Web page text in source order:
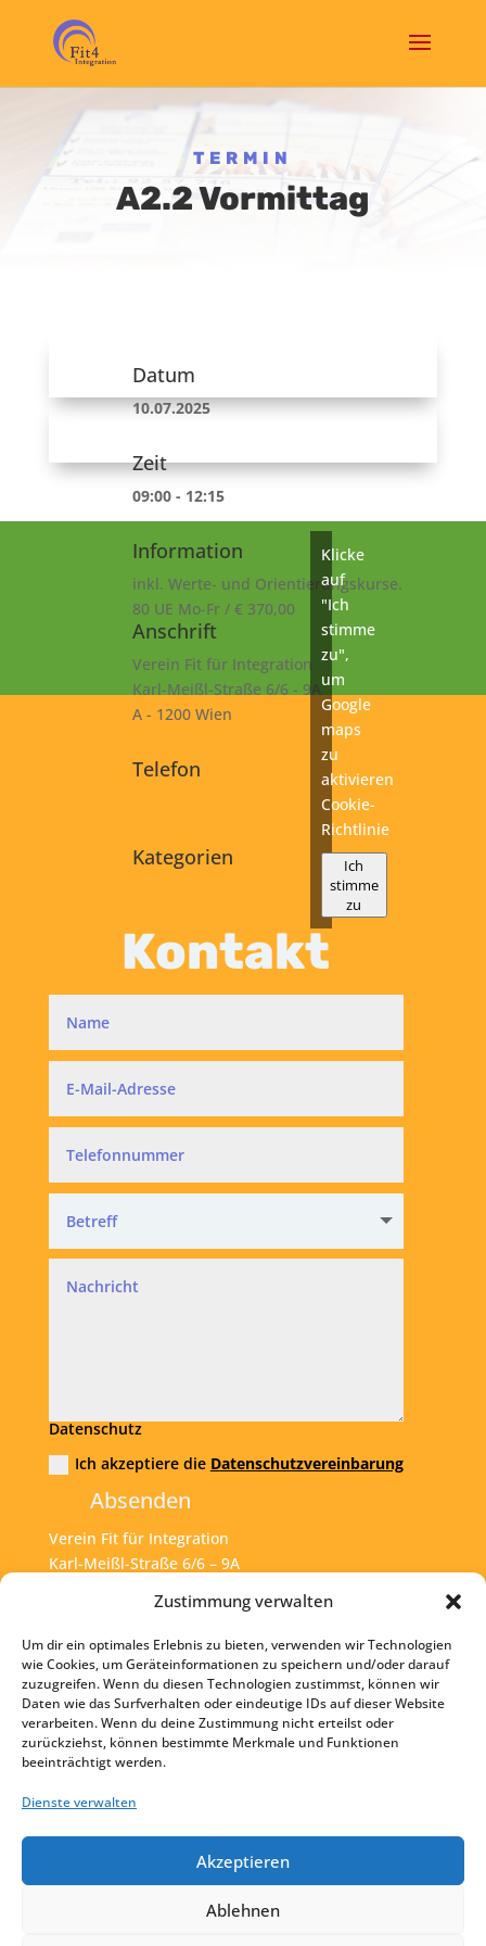
Zustimmung verwalten
Um dir ein optimales Erlebnis zu bieten, verwenden wir Technologien
wie Cookies, um Geräteinformationen zu speichern und/oder darauf
zuzugreifen. Wenn du diesen Technologien zustimmst, können wir
Daten wie das Surfverhalten oder eindeutige IDs auf dieser Website
verarbeiten. Wenn du deine Zustimmung nicht erteilst oder
zurückziehst, können bestimmte Merkmale und Funktionen
beeinträchtigt werden.
Dienste verwalten
Akzeptieren
Ablehnen
TERMIN
A2.2 Vormittag
Datum
10.07.2025
Zeit
09:00 - 12:15
Information
inkl. Werte- und Orientierungskurse.
80 UE Mo-Fr / € 370,00
Anschrift
Verein Fit für Integration
Karl-Meißl-Straße 6/6 - 9A
A - 1200 Wien
Telefon
Kategorien
Klicke
auf
"Ich
stimme
zu",
um
Google
maps
zu
aktivieren
Cookie-
Richtlinie
Ich
stimme
zu
Kontakt
Datenschutz
Ich akzeptiere die Datenschutzvereinbarung
Absenden
Verein Fit für Integration
Karl-Meißl-Straße 6/6 – 9A
Tel:+43 1 925 77 46
Mail: office@fit4int.at
Startseite
Kontakt
Impressum